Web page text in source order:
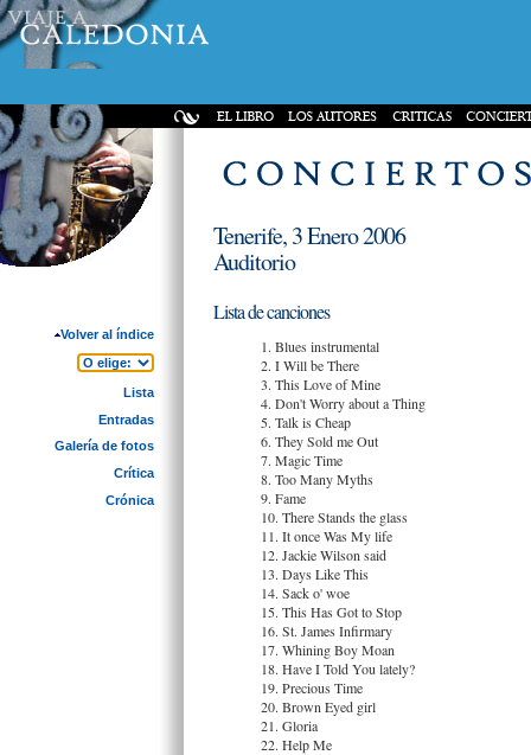
Volver al índice
Lista
Entradas
Galería de fotos
Crítica
Crónica
Tenerife, 3 Enero 2006
Auditorio
Lista de canciones
1. Blues instrumental
2. I Will be There
3. This Love of Mine
4. Don't Worry about a Thing
5. Talk is Cheap
6. They Sold me Out
7. Magic Time
8. Too Many Myths
9. Fame
10. There Stands the glass
11. It once Was My life
12. Jackie Wilson said
13. Days Like This
14. Sack o' woe
15. This Has Got to Stop
16. St. James Infirmary
17. Whining Boy Moan
18. Have I Told You lately?
19. Precious Time
20. Brown Eyed girl
21. Gloria
22. Help Me